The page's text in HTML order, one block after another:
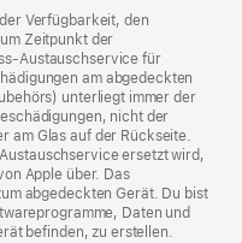
neues
Fenster)
Verfügbarkeit, den
Zeitpunkt der
Austauschservice für
am abgedeckten
unterliegt immer der
nicht der
am Glas auf der Rückseite.
ersetzt wird,
Apple über. Das
abgedeckten Gerät. Du bist
Daten und
befinden, zu erstellen.